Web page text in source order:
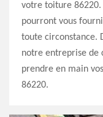
votre toiture 86220.
pourront vous
toute circonstance.
notre entreprise de
prendre en main
86220.